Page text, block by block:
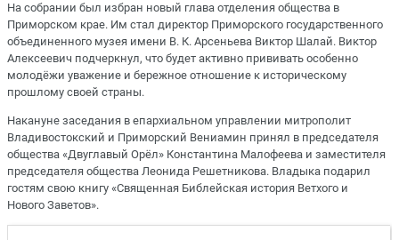
На собрании был избран новый глава отделения общества в
Приморском крае. Им стал директор Приморского государственного
объединенного музея имени В. К. Арсеньева Виктор Шалай. Виктор
Алексеевич подчеркнул, что будет активно прививать особенно
молодёжи уважение и бережное отношение к историческому
прошлому своей страны.
Накануне заседания в епархиальном управлении митрополит
Владивостокский и Приморский Вениамин принял в председателя
общества «Двуглавый Орёл» Константина Малофеева и заместителя
председателя общества Леонида Решетникова. Владыка подарил
гостям свою книгу «Священная Библейская история Ветхого и
Нового Заветов».